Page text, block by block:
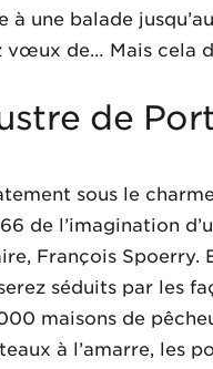
à une balade
vœux de… Mais cela
de
sous le
de l’imagination
François Spoerry.
séduits par les
maisons de
à l’amarre, les